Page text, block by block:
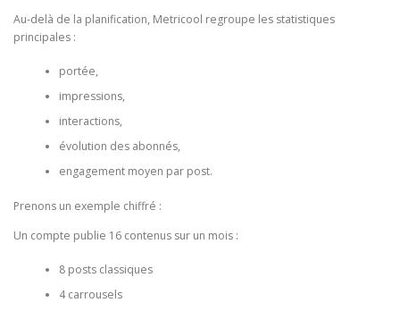
Au-delà de la planification, Metricool regroupe les statistiques
principales :
portée,
impressions,
interactions,
évolution des abonnés,
engagement moyen par post.
Prenons un exemple chiffré :
Un compte publie 16 contenus sur un mois :
8 posts classiques
4 carrousels